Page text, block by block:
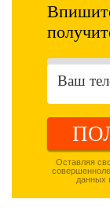
Оставляя
данных